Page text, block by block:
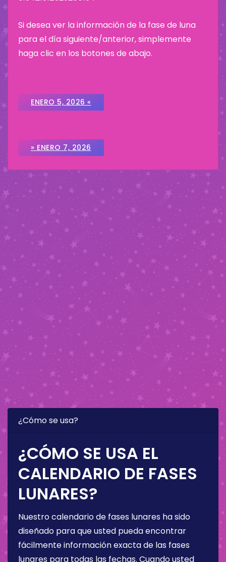
Si desea ver la información de la fase de luna
para el día siguiente/anterior, simplemente
haga clic en los botones de abajo.
ENERO 5, 2026 «
» ENERO 7, 2026
¿Cómo se usa?
¿CÓMO SE USA EL
CALENDARIO DE FASES
LUNARES?
Nuestro calendario de fases lunares ha sido
diseñado para que usted pueda encontrar
fácilmente información exacta de las fases
lunares para todas las fechas. Cuando usted